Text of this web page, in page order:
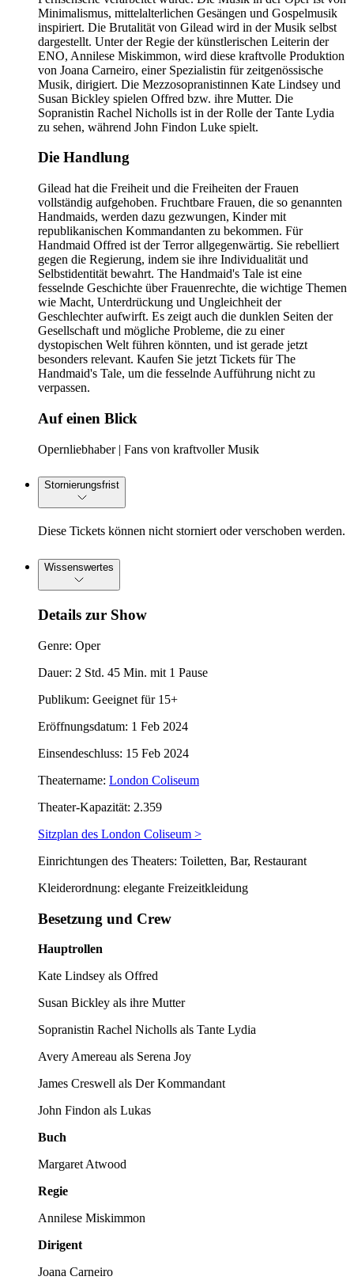
Minimalismus, mittelalterlichen Gesängen und Gospelmusik
inspiriert. Die Brutalität von Gilead wird in der Musik selbst
dargestellt. Unter der Regie der künstlerischen Leiterin der
ENO, Annilese Miskimmon, wird diese kraftvolle Produktion
von Joana Carneiro, einer Spezialistin für zeitgenössische
Musik, dirigiert. Die Mezzosopranistinnen Kate Lindsey und
Susan Bickley spielen Offred bzw. ihre Mutter. Die
Sopranistin Rachel Nicholls ist in der Rolle der Tante Lydia
zu sehen, während John Findon Luke spielt.
Die Handlung
Gilead hat die Freiheit und die Freiheiten der Frauen
vollständig aufgehoben. Fruchtbare Frauen, die so genannten
Handmaids, werden dazu gezwungen, Kinder mit
republikanischen Kommandanten zu bekommen. Für
Handmaid Offred ist der Terror allgegenwärtig. Sie rebelliert
gegen die Regierung, indem sie ihre Individualität und
Selbstidentität bewahrt. The Handmaid's Tale ist eine
fesselnde Geschichte über Frauenrechte, die wichtige Themen
wie Macht, Unterdrückung und Ungleichheit der
Geschlechter aufwirft. Es zeigt auch die dunklen Seiten der
Gesellschaft und mögliche Probleme, die zu einer
dystopischen Welt führen könnten, und ist gerade jetzt
besonders relevant. Kaufen Sie jetzt Tickets für The
Handmaid's Tale, um die fesselnde Aufführung nicht zu
verpassen.
Auf einen Blick
Opernliebhaber | Fans von kraftvoller Musik
Stornierungsfrist
Diese Tickets können nicht storniert oder verschoben werden.
Wissenswertes
Details zur Show
Genre: Oper
Dauer: 2 Std. 45 Min. mit 1 Pause
Publikum: Geeignet für 15+
Eröffnungsdatum: 1 Feb 2024
Einsendeschluss: 15 Feb 2024
Theatername: London Coliseum
Theater-Kapazität: 2.359
Sitzplan des London Coliseum >
Einrichtungen des Theaters: Toiletten, Bar, Restaurant
Kleiderordnung: elegante Freizeitkleidung
Besetzung und Crew
Hauptrollen
Kate Lindsey als Offred
Susan Bickley als ihre Mutter
Sopranistin Rachel Nicholls als Tante Lydia
Avery Amereau als Serena Joy
James Creswell als Der Kommandant
John Findon als Lukas
Buch
Margaret Atwood
Regie
Annilese Miskimmon
Dirigent
Joana Carneiro